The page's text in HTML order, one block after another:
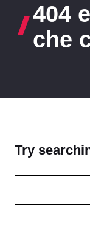
404
che
Try